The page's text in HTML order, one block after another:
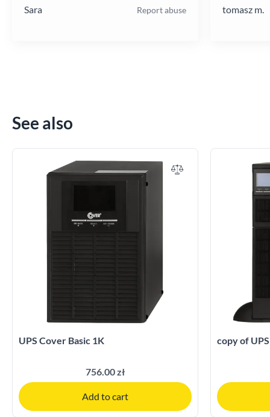
Sara Report abuse
tomasz m.
See also
UPS Cover Basic 1K
756.00 zł
Add to cart
copy of